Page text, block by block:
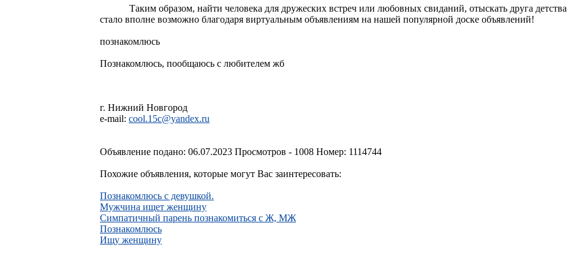
Таким образом, найти человека для дружеских встреч или любовных свиданий, отыскать друга детства
стало вполне возможно благодаря виртуальным объявлениям на нашей популярной доске объявлений!
познакомлюсь
Познакомлюсь, пообщаюсь с любителем жб
г. Нижний Новгород
e-mail: cool.15c@yandex.ru
Объявление подано: 06.07.2023 Просмотров - 1008 Номер: 1114744
Похожие объявления, которые могут Вас заинтересовать:
Познакомлюсь с девушкой.
Мужчина ищет женщину
Симпатичный парень познакомиться с Ж, МЖ
Познакомлюсь
Ищу женщину